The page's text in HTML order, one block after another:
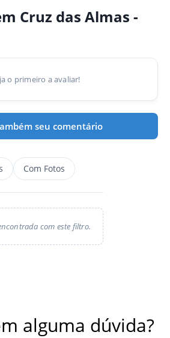
Cruz das Almas -
o primeiro a avaliar!
seu comentário
Com Fotos
com este filtro.
alguma dúvida?